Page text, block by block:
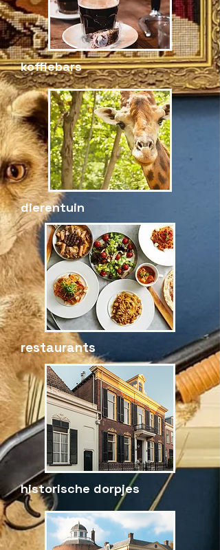
koffiebars
dierentuin
restaurants
historische dorpjes